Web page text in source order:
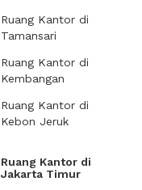
Ruang Kantor di
Tamansari
Ruang Kantor di
Kembangan
Ruang Kantor di
Kebon Jeruk
Ruang Kantor di
Jakarta Timur